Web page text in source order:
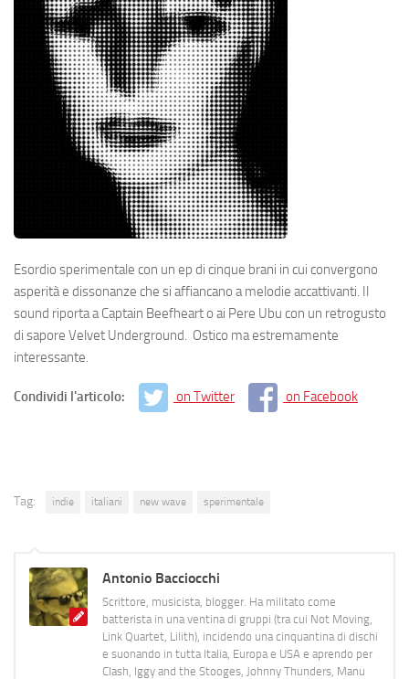
Esordio sperimentale con un ep di cinque brani in cui convergono
asperità e dissonanze che si affiancano a melodie accattivanti. Il
sound riporta a Captain Beefheart o ai Pere Ubu con un retrogusto
di sapore Velvet Underground. Ostico ma estremamente
interessante.
Condividi l'articolo: on Twitter on Facebook
Tag: indie italiani new wave sperimentale
Antonio Bacciocchi
Scrittore, musicista, blogger. Ha militato come
batterista in una ventina di gruppi (tra cui Not Moving,
Link Quartet, Lilith), incidendo una cinquantina di dischi
e suonando in tutta Italia, Europa e USA e aprendo per
Clash, Iggy and the Stooges, Johnny Thunders, Manu